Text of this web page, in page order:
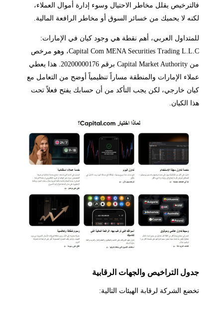
فالترخيص يقلل مخاطر الاحتيال وسوء إدارة أموال العملاء،
لكنه لا يحميك من خسائر السوق أو مخاطر الرافعة المالية.
للمتداول العربي، أهم نقطة هي وجود كيان في الإمارات:
Capital Com MENA Securities Trading L.L.C، وهو مرخص
من Capital Market Authority برقم 20200000176. هذا يعطي
عملاء الإمارات والمنطقة مساراً تنظيمياً أوضح من التعامل مع
كيان خارجي، لكن يجب التأكد من أن حسابك يفتح فعلاً تحت
هذا الكيان.
جدول التراخيص والجهات الرقابية
تخضع الشركة لرقابة الهيئات التالية: